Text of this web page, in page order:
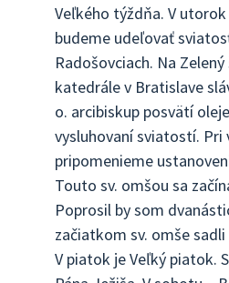
Veľkého týždňa. V
budeme udeľovať
Radošovciach. Na
katedrále v Bratislave
o. arcibiskup posvätí
vysluhovaní sviatostí. Pri
pripomenieme
Touto sv. omšou sa
Poprosil by som
začiatkom sv. omše
V piatok je Veľký piatok.